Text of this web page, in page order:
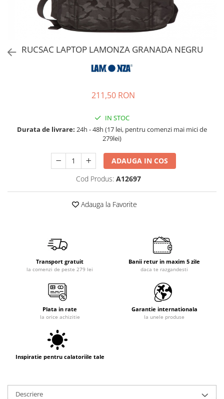
Huse troler
Business Travel
BorseteRUCSAC LAPTOP LAMONZA GRANADA NEGRU
211,50 RON
IN STOC
Durata de livrare: 24h - 48h (17 lei, pentru comenzi mai mici de
279lei)
ADAUGA IN COS
Cod Produs: A12697
Adauga la Favorite
Transport gratuit
la comenzi de peste 279 lei
Banii retur in maxim 5 zile
daca te razgandesti
Plata in rate
la orice achizitie
Garantie internationala
la unele produse
Inspiratie pentru calatoriile tale
Descriere